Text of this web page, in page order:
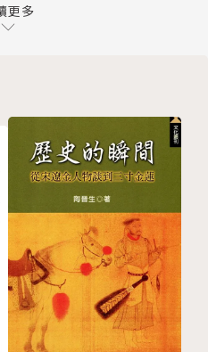
David Precht
體出版人。一九六四年出生
年於科隆大學取得博士學
大報與電台，並曾獲美國芝
）記者獎學金。目前
Universität Lünebur
林漢斯艾斯勒音樂學院
Hanns Eisler Berlin）之
。童年回憶《列寧只來到
bis
更多